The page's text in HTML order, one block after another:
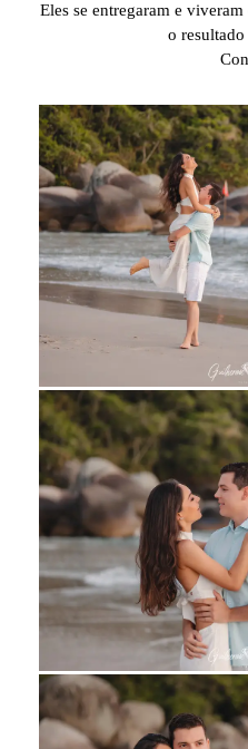
Eles se entregaram e
o resultado